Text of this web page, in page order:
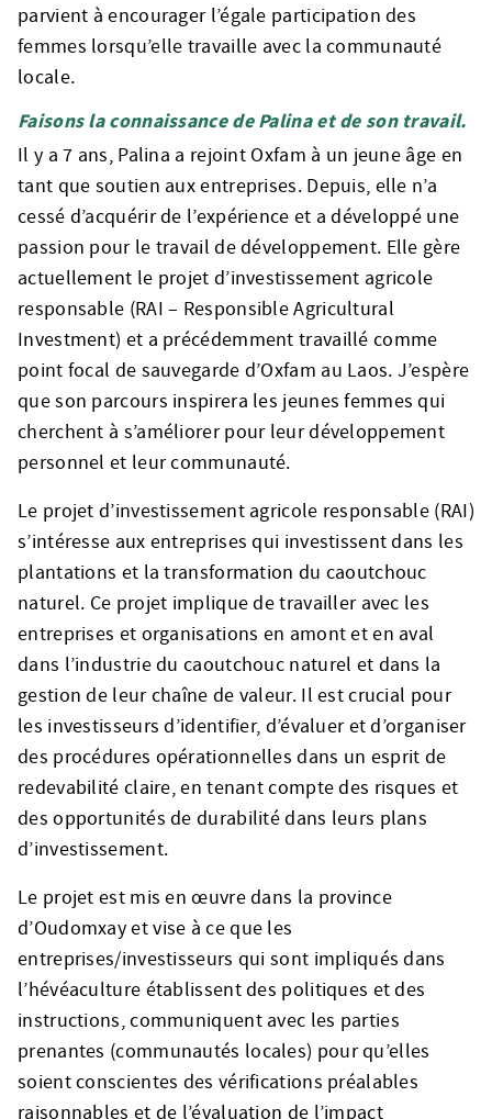
parvient à encourager l’égale participation des
femmes lorsqu’elle travaille avec la communauté
locale.
Faisons la connaissance de Palina et de son travail.
Il y a 7 ans, Palina a rejoint Oxfam à un jeune âge en
tant que soutien aux entreprises. Depuis, elle n’a
cessé d’acquérir de l’expérience et a développé une
passion pour le travail de développement. Elle gère
actuellement le projet d’investissement agricole
responsable (RAI – Responsible Agricultural
Investment) et a précédemment travaillé comme
point focal de sauvegarde d’Oxfam au Laos. J’espère
que son parcours inspirera les jeunes femmes qui
cherchent à s’améliorer pour leur développement
personnel et leur communauté.
Le projet d’investissement agricole responsable (RAI)
s’intéresse aux entreprises qui investissent dans les
plantations et la transformation du caoutchouc
naturel. Ce projet implique de travailler avec les
entreprises et organisations en amont et en aval
dans l’industrie du caoutchouc naturel et dans la
gestion de leur chaîne de valeur. Il est crucial pour
les investisseurs d’identifier, d’évaluer et d’organiser
des procédures opérationnelles dans un esprit de
redevabilité claire, en tenant compte des risques et
des opportunités de durabilité dans leurs plans
d’investissement.
Le projet est mis en œuvre dans la province
d’Oudomxay et vise à ce que les
entreprises/investisseurs qui sont impliqués dans
l’hévéaculture établissent des politiques et des
instructions, communiquent avec les parties
prenantes (communautés locales) pour qu’elles
soient conscientes des vérifications préalables
raisonnables et de l’évaluation de l’impact